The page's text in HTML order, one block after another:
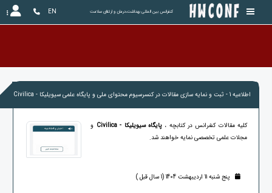
کنفرانس بین المللی بهداشت،درمان و ارتقای سلامت EN
اطلاعیه 1 - ثبت و نمایه سازی مقالات در کنسرسیوم محتوای ملی و پایگاه علمی سیویلیکا - Civilica
کلیه مقالات کنفرانس در کتابچه ،پایگاه سیویلیکا - Civilica
و
مجلات علمی تخصصی نمایه خواهند شد.
پنج شنبه 11 اردیبهشت 1404 (1 سال قبل )